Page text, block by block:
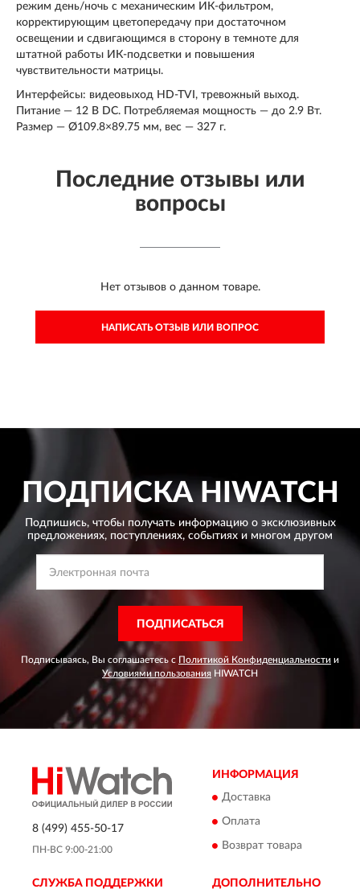
режим день/ночь с механическим ИК-фильтром,
корректирующим цветопередачу при достаточном
освещении и сдвигающимся в сторону в темноте для
штатной работы ИК-подсветки и повышения
чувствительности матрицы.
Интерфейсы: видеовыход HD-TVI, тревожный выход.
Питание — 12 В DC. Потребляемая мощность — до 2.9 Вт.
Размер — Ø109.8×89.75 мм, вес — 327 г.
Последние отзывы или
вопросы
Нет отзывов о данном товаре.
НАПИСАТЬ ОТЗЫВ ИЛИ ВОПРОС
ПОДПИСКАHIWATCH
Подпишись, чтобы получать информацию о эксклюзивных
предложениях, поступлениях, событиях и многом другом
ПОДПИСАТЬСЯ
Подписываясь, Вы соглашаетесь с Политикой Конфиденциальности и
Условиями пользования HIWATCH
8 (499) 455-50-17
ПН-ВС 9:00-21:00
ИНФОРМАЦИЯ
Доставка
Оплата
Возврат товара
СЛУЖБА ПОДДЕРЖКИ ДОПОЛНИТЕЛЬНО